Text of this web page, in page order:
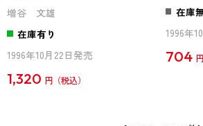
増谷 文雄
在庫有り
1996年10月22日発売
1,320 円
在庫
1996年
704 円